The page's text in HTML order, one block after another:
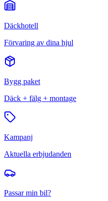
Däckhotell
Förvaring av dina hjul
Bygg paket
Däck + fälg + montage
Kampanj
Aktuella erbjudanden
Passar min bil?